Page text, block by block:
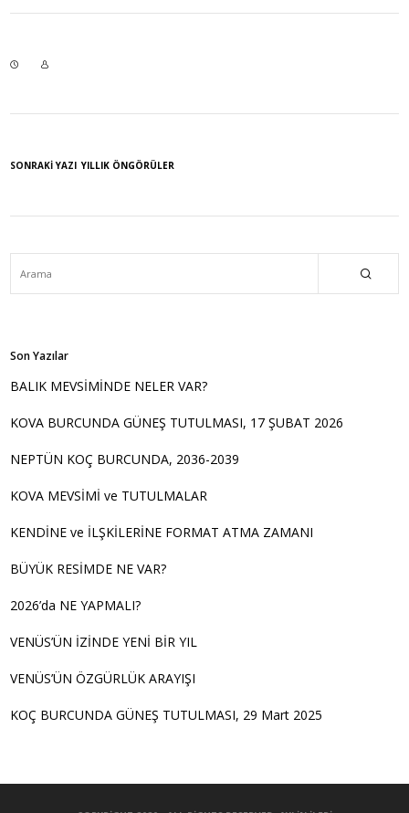
SONRAKI YAZI YILLIK ÖNGÖRÜLER
Son Yazılar
BALIK MEVSİMİNDE NELER VAR?
KOVA BURCUNDA GÜNEŞ TUTULMASI, 17 ŞUBAT 2026
NEPTÜN KOÇ BURCUNDA, 2036-2039
KOVA MEVSİMİ ve TUTULMALAR
KENDİNE ve İLŞKİLERİNE FORMAT ATMA ZAMANI
BÜYÜK RESİMDE NE VAR?
2026’da NE YAPMALI?
VENÜS’ÜN İZİNDE YENİ BİR YIL
VENÜS’ÜN ÖZGÜRLÜK ARAYIŞI
KOÇ BURCUNDA GÜNEŞ TUTULMASI, 29 Mart 2025